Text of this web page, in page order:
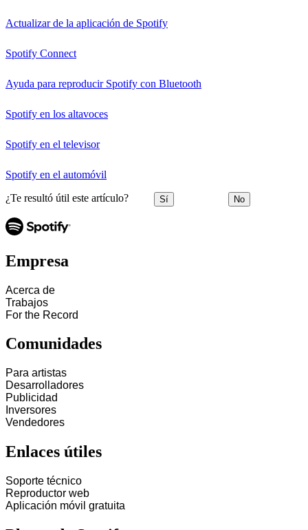
Actualizar de la aplicación de Spotify
Spotify Connect
Ayuda para reproducir Spotify con Bluetooth
Spotify en los altavoces
Spotify en el televisor
Spotify en el automóvil
¿Te resultó útil este artículo? Sí No
Empresa
Acerca de
Trabajos
For the Record
Comunidades
Para artistas
Desarrolladores
Publicidad
Inversores
Vendedores
Enlaces útiles
Soporte técnico
Reproductor web
Aplicación móvil gratuita